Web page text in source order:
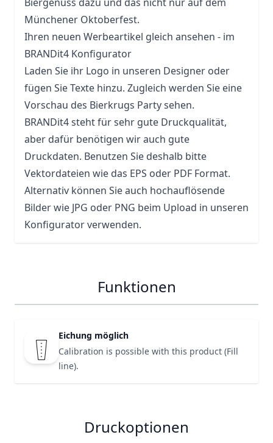
Münchener Oktoberfest.
Ihren neuen Werbeartikel gleich ansehen - im
BRANDit4 Konfigurator
Laden Sie ihr Logo in unseren Designer oder
fügen Sie Texte hinzu. Zugleich werden Sie eine
Vorschau des Bierkrugs Party sehen.
BRANDit4 steht für sehr gute Druckqualität,
aber dafür benötigen wir auch gute
Druckdaten. Benutzen Sie deshalb bitte
Vektordateien wie das EPS oder PDF Format.
Alternativ können Sie auch hochauflösende
Bilder wie JPG oder PNG beim Upload in unseren
Konfigurator verwenden.
Funktionen
Eichung möglich
Calibration is possible with this product (Fill
line).
Druckoptionen